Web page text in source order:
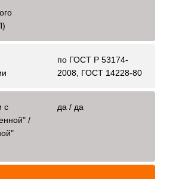
по ГОСТ Р 53174-
2008, ГОСТ 14228-80
с
/
да / да